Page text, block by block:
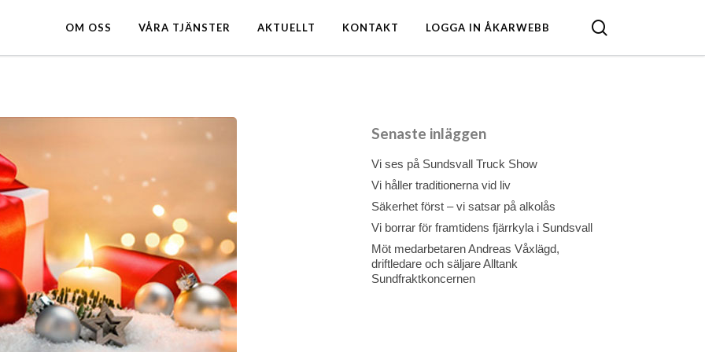
OM OSS VÅRA TJÄNSTER AKTUELLT KONTAKT LOGGA IN ÅKARWEBB
Senaste inläggen
Vi ses på Sundsvall Truck Show
Vi håller traditionerna vid liv
Säkerhet först – vi satsar på alkolås
Vi borrar för framtidens fjärrkyla i Sundsvall
Möt medarbetaren Andreas Våxlägd,
driftledare och säljare Alltank
Sundfraktkoncernen